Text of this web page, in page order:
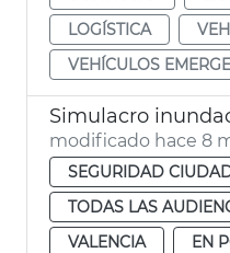
LOGÍSTICA
VEHÍCULOS
modificado hace 8
SEGURIDAD
TODAS LAS
VALENCIA
EN